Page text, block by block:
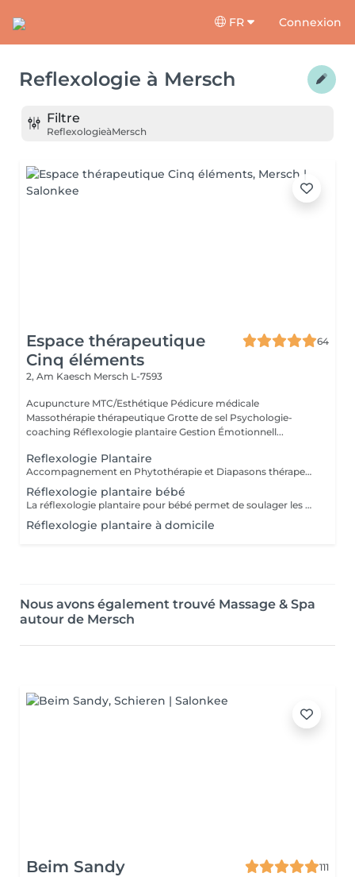
FR Connexion
Reflexologie à Mersch
Filtre
ReflexologieàMersch
Espace thérapeutique
Cinq éléments
64
2, Am Kaesch Mersch L-7593
Acupuncture MTC/Esthétique Pédicure médicale
Massothérapie thérapeutique Grotte de sel Psychologie-
coaching Réflexologie plantaire Gestion Émotionnell...
Reflexologie Plantaire
Accompagnement en Phytothérapie et Diapasons thérapeutiques
Réflexologie plantaire bébé
La réflexologie plantaire pour bébé permet de soulager les maux de vos tout-petits comme : * les troubles du sommeil * les troubles digestifs * les poussées dentaires * les otalgies etc. Séance pour votre bébé ou pour vous, afin d'apprendre à soulager votre bébé par quelques gestes de réflexologie plantaire
Réflexologie plantaire à domicile
Nous avons également trouvé Massage & Spa
autour de Mersch
Beim Sandy
111